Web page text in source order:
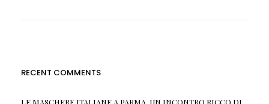
RECENT COMMENTS
LE MASCHERE ITALIANE A PARMA, UN INCONTRO RICCO DI